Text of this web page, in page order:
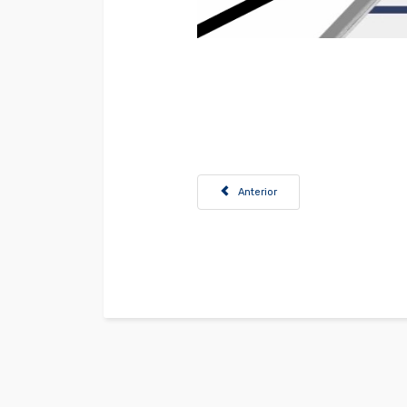
Artículo anterior: Convocatoria
Anterior